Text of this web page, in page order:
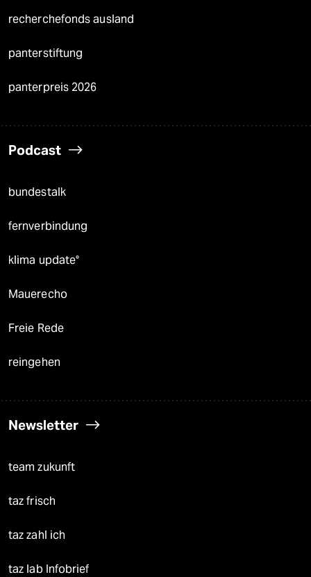
recherchefonds ausland
panterstiftung
panterpreis 2026
Podcast
bundestalk
fernverbindung
klima update°
Mauerecho
Freie Rede
reingehen
Newsletter
team zukunft
taz frisch
taz zahl ich
taz lab Infobrief